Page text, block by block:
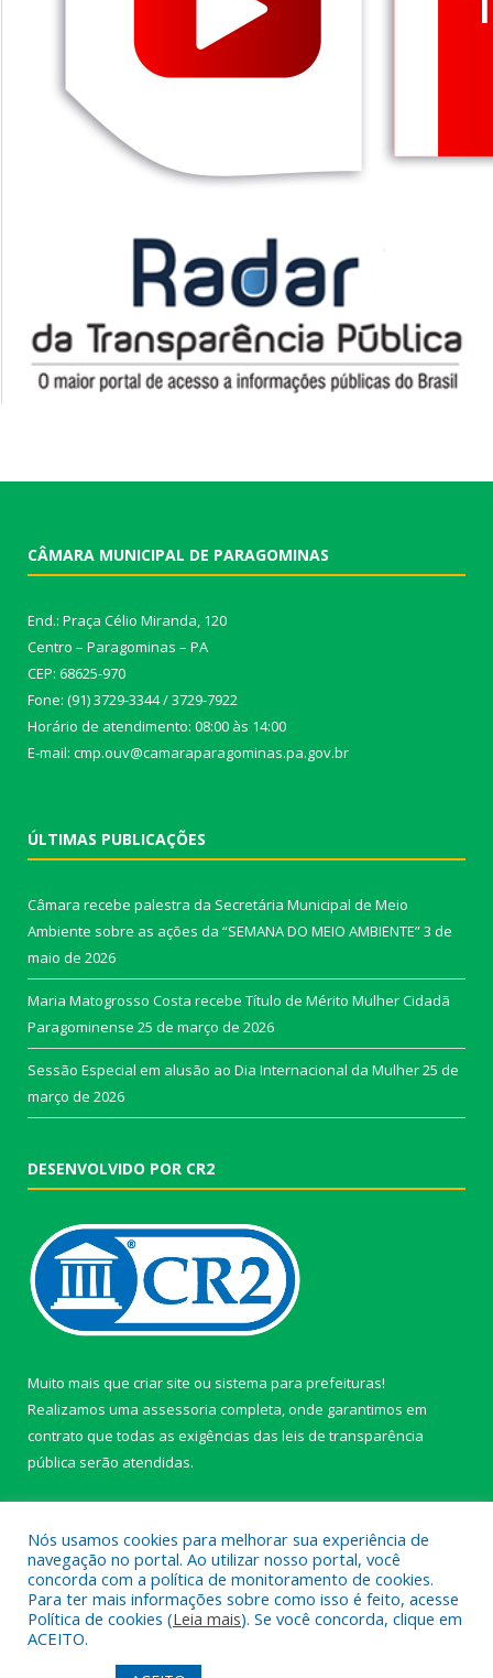
CÂMARA MUNICIPAL DE PARAGOMINAS
End.: Praça Célio Miranda, 120
Centro – Paragominas – PA
CEP: 68625-970
Fone: (91) 3729-3344 / 3729-7922
Horário de atendimento: 08:00 às 14:00
E-mail: cmp.ouv@camaraparagominas.pa.gov.br
ÚLTIMAS PUBLICAÇÕES
Câmara recebe palestra da Secretária Municipal de Meio
Ambiente sobre as ações da “SEMANA DO MEIO AMBIENTE”3 de
maio de 2026
Maria Matogrosso Costa recebe Título de Mérito Mulher Cidadã
Paragominense 25 de março de 2026
Sessão Especial em alusão ao Dia Internacional da Mulher25 de
março de 2026
DESENVOLVIDO POR CR2
Muito mais que criar site ou sistema para prefeituras!
Realizamos uma assessoria completa, onde garantimos em
contrato que todas as exigências das leis de transparência
pública serão atendidas.
Todos os direitos reservados a câmara de Paragominas.
Nós usamos cookies para melhorar sua experiência de
navegação no portal. Ao utilizar nosso portal, você
concorda com a política de monitoramento de cookies.
Para ter mais informações sobre como isso é feito, acesse
Política de cookies (Leia mais). Se você concorda, clique em
ACEITO.